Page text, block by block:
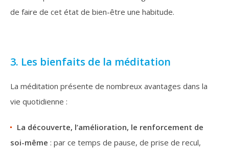
de faire de cet état de bien-être une habitude.
3. Les bienfaits de la méditation
La méditation présente de nombreux avantages dans la
vie quotidienne :
La découverte, l’amélioration, le renforcement de
soi-même : par ce temps de pause, de prise de recul,